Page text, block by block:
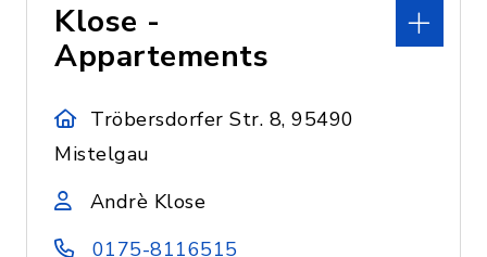
Klose -
Appartements
Tröbersdorfer Str. 8, 95490
Mistelgau
Andrè Klose
0175-8116515